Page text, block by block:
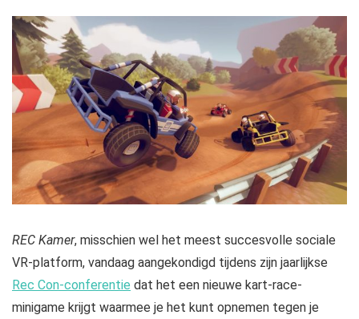
REC Kamer, misschien wel het meest succesvolle sociale
VR-platform, vandaag aangekondigd tijdens zijn jaarlijkse
Rec Con-conferentie dat het een nieuwe kart-race-
minigame krijgt waarmee je het kunt opnemen tegen je